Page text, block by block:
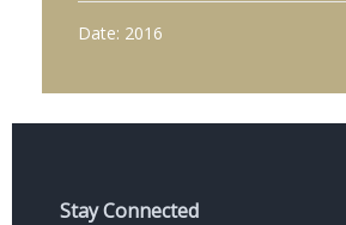
Date: 2016
Stay Connected